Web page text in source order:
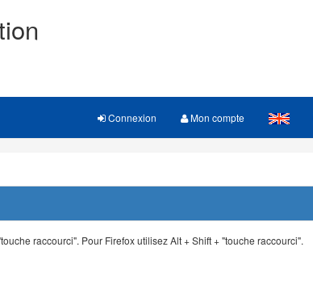
Connexion Mon compte
raccourci". Pour Firefox utilisez Alt + Shift + "touche raccourci".